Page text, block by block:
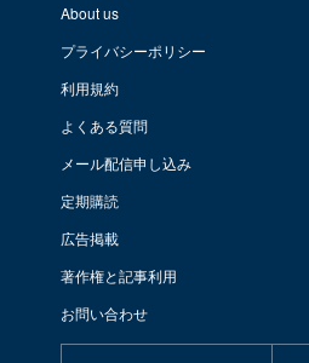
About us
プライバシーポリシー
利用規約
よくある質問
メール配信申し込み
定期購読
広告掲載
著作権と記事利用
お問い合わせ